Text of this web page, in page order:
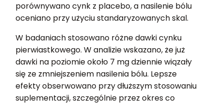
porównywano cynk z placebo, a nasilenie bólu
oceniano przy użyciu standaryzowanych skal.
W badaniach stosowano różne dawki cynku
pierwiastkowego. W analizie wskazano, że już
dawki na poziomie około 7 mg dziennie wiązały
się ze zmniejszeniem nasilenia bólu. Lepsze
efekty obserwowano przy dłuższym stosowaniu
suplementacji, szczególnie przez okres co